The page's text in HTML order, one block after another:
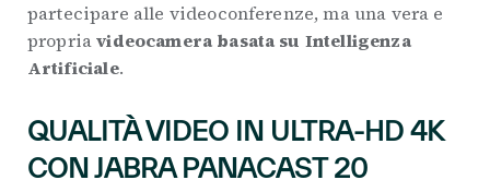
partecipare alle videoconferenze, ma una vera e
propriavideocamera basata su Intelligenza
Artificiale.
QUALITÀ VIDEO IN ULTRA-HD 4K
CON JABRA PANACAST 20